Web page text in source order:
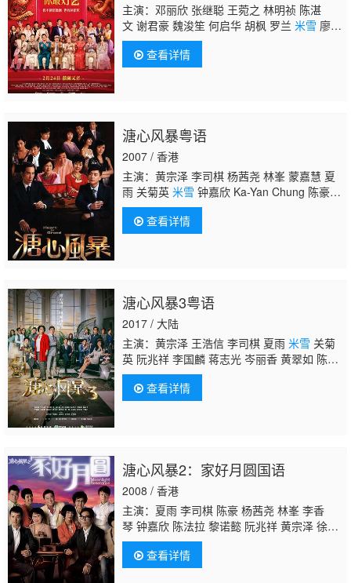
主演：邓丽欣 张继聪 王菀之 林明祯 陈湛
文 谢君豪 魏浚笙 何启华 胡枫 罗兰 米雪 廖子
妤 蒋志光 黎彼得 凌文龙 余香凝 杨偲泳 胡子
彤 林家熙 伍咏诗 黄呈欣
查看详情
溏心风暴粤语
2007 / 香港
主演：黄宗泽 李司棋 杨茜尧 林峯 蒙嘉慧 夏
雨 关菊英 米雪 钟嘉欣 Ka-Yan Chung 陈豪
Moses Chan 阮兆祥 Louis Yuen 陈法拉 Fala
Chen 黎诺懿 Lok-Yi Lai 张松枝 Deno
Cheung
查看详情
溏心风暴3粤语
2017 / 大陆
主演：黄宗泽 王浩信 李司棋 夏雨 米雪 关菊
英 阮兆祥 李国麟 蒋志光 岑丽香 黄翠如 陈敏
之 唐文龙 李忠希 马浚伟 周骢 庄锶敏 李成
昌 吴家乐 胡琳 梁舜燕 陈智燊 韩马利 苗可
秀 郑希怡 冯盈盈 黄嘉乐 韦家雄 欧阳巧莹 杨
荣峻 杜燕歌 叶凯茵 周宝霖 朱敏瀚 何伟业 林
淑敏 莫家淦 卫志豪 吴香伦 林伊丽 郭千瑜 陈
伟琪 朱智贤 曹思诗
查看详情
溏心风暴2：家好月圆国语
2008 / 香港
主演：夏雨 李司棋 陈豪 杨茜尧 林峯 李香
琴 钟嘉欣 陈法拉 黎诺懿 阮兆祥 黄宗泽 徐子
珊 关菊英米雪黎耀祥
查看详情